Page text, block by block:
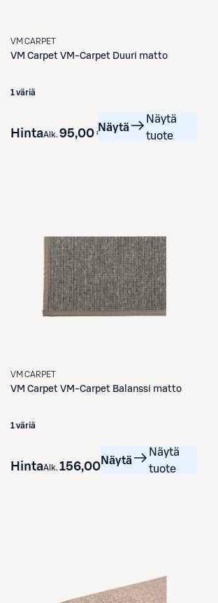
VM CARPET
VM Carpet VM-Carpet Duuri matto
1 väriä
HintaAlk. 95,00 €Näytä
Näytä
tuote
VM CARPET
VM Carpet VM-Carpet Balanssi matto
1 väriä
HintaAlk. 156,00 €Näytä
Näytä
tuote